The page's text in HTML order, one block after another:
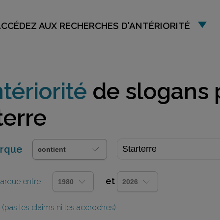
AUX RECHERCHES D'ANTÉRIORITÉ
de slogans
entre et
les claims ni les accroches)